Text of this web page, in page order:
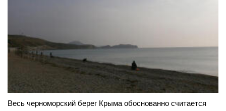
Весь черноморский берег Крыма обоснованно считается